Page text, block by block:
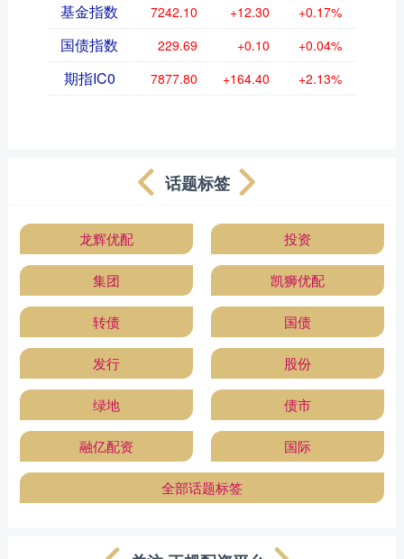
基金指数 7242.10 +12.30 +0.17%
国债指数 229.69 +0.10 +0.04%
期指IC0 7877.80 +164.40 +2.13%
话题标签
龙辉优配 投资
集团 凯狮优配
转债 国债
发行 股份
绿地 债市
融亿配资 国际
全部话题标签